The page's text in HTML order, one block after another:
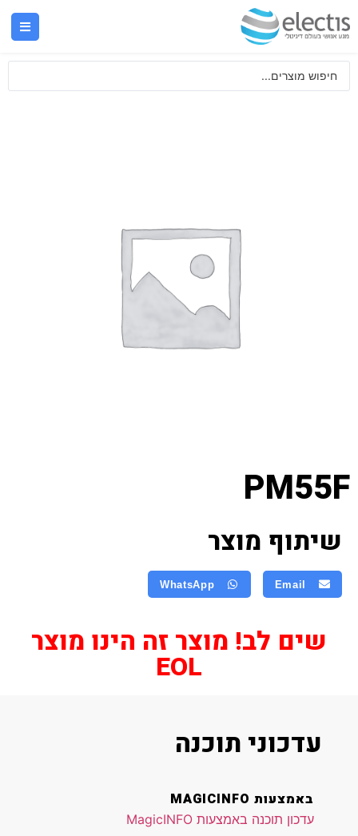
PM55F
שיתוף מוצר
Email
WhatsApp
שים לב! מוצר זה הינו מוצר
EOL
עדכוני תוכנה
באמצעות MAGICINFO
עדכון תוכנה באמצעות MagicINFO